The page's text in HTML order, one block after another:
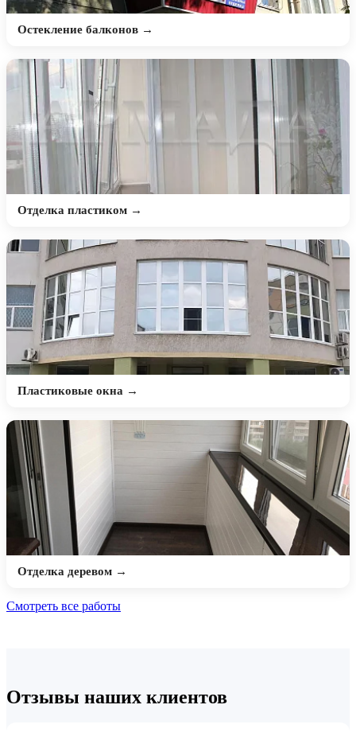
Остекление балконов →
Отделка пластиком →
Пластиковые окна →
Отделка деревом →
Смотреть все работы
Отзывы наших клиентов